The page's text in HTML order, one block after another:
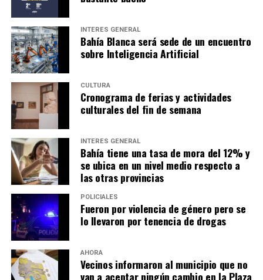
INTERÉS GENERAL
Bahía Blanca será sede de un encuentro
sobre Inteligencia Artificial
CULTURA
Cronograma de ferias y actividades
culturales del fin de semana
INTERÉS GENERAL
Bahía tiene una tasa de mora del 12% y
se ubica en un nivel medio respecto a
las otras provincias
POLICIALES
Fueron por violencia de género pero se
lo llevaron por tenencia de drogas
AHORA
Vecinos informaron al municipio que no
van a aceptar ningún cambio en la Plaza